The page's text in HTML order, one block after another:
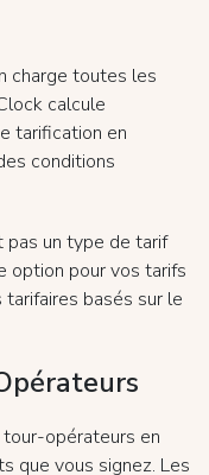
charge toutes les
calcule
tarification en
conditions
pas un type de tarif
option pour vos tarifs
basés sur le
opérateurs en
que vous signez. Les